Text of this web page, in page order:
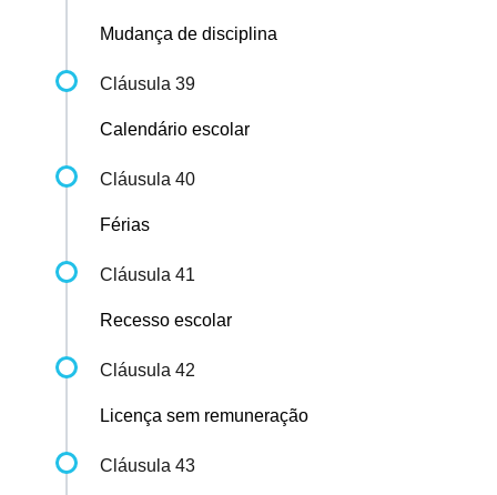
Mudança de disciplina
Cláusula 39
Calendário escolar
Cláusula 40
Férias
Cláusula 41
Recesso escolar
Cláusula 42
Licença sem remuneração
Cláusula 43